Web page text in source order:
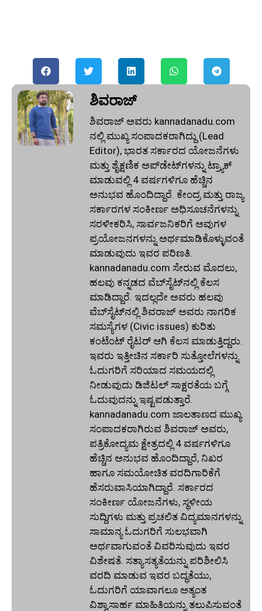
ಶಿವರಾಜ್
ಶಿವರಾಜ್ ಅವರು kannadanadu.com
ನಲ್ಲಿ ಮುಖ್ಯ ಸಂಪಾದಕರಾಗಿದ್ದು (Lead
Editor), ಭಾರತ ಸರ್ಕಾರದ ಯೋಜನೆಗಳು
ಮತ್ತು ಶೈಕ್ಷಣಿಕ ಅಪ್‌ಡೇಟ್‌ಗಳನ್ನು ಟ್ರ್ಯಾಕ್
ಮಾಡುವಲ್ಲಿ 4 ವರ್ಷಗಳಿಗೂ ಹೆಚ್ಚಿನ
ಅನುಭವ ಹೊಂದಿದ್ದಾರೆ. ಕೇಂದ್ರ ಮತ್ತು ರಾಜ್ಯ
ಸರ್ಕಾರಗಳ ಸಂಕೀರ್ಣ ಅಧಿಸೂಚನೆಗಳನ್ನು
ಸರಳೀಕರಿಸಿ, ಸಾರ್ವಜನಿಕರಿಗೆ ಅವುಗಳ
ಪ್ರಯೋಜನಗಳನ್ನು ಅರ್ಥಮಾಡಿಕೊಳ್ಳುವಂತೆ
ಮಾಡುವುದು ಇವರ ಪರಿಣತಿ.
kannadanadu.com ಸೇರುವ ಮೊದಲು,
ಹಲವು ಕನ್ನಡದ ವೆಬ್‌ಸೈಟ್‌ನಲ್ಲಿ ಕೆಲಸ
ಮಾಡಿದ್ದಾರೆ. ಇದಲ್ಲದೇ ಅವರು ಹಲವು
ವೆಬ್‌ಸೈಟ್‌ನಲ್ಲಿ ಶಿವರಾಜ್ ಅವರು ನಾಗರಿಕ
ಸಮಸ್ಯೆಗಳ (Civic issues) ಕುರಿತು
ಕಂಟೆಂಟ್ ರೈಟರ್ ಆಗಿ ಕೆಲಸ ಮಾಡುತ್ತಿದ್ದರು.
ಇವರು ಇತ್ತೀಚಿನ ಸರ್ಕಾರಿ ಸುತ್ತೋಲೆಗಳನ್ನು
ಓದುಗರಿಗೆ ಸರಿಯಾದ ಸಮಯದಲ್ಲಿ
ನೀಡುವುದು ಡಿಜಿಟಲ್ ಸಾಕ್ಷರತೆಯ ಬಗ್ಗೆ
ಓದುವುದನ್ನು ಇಷ್ಟಪಡುತ್ತಾರೆ.
kannadanadu.com ಜಾಲತಾಣದ ಮುಖ್ಯ
ಸಂಪಾದಕರಾಗಿರುವ ಶಿವರಾಜ್ ಅವರು,
ಪತ್ರಿಕೋದ್ಯಮ ಕ್ಷೇತ್ರದಲ್ಲಿ 4 ವರ್ಷಗಳಿಗೂ
ಹೆಚ್ಚಿನ ಅನುಭವ ಹೊಂದಿದ್ದಾರೆ, ನಿಖರ
ಹಾಗೂ ಸಮಯೋಚಿತ ವರದಿಗಾರಿಕೆಗೆ
ಹೆಸರುವಾಸಿಯಾಗಿದ್ದಾರೆ. ಸರ್ಕಾರದ
ಸಂಕೀರ್ಣ ಯೋಜನೆಗಳು, ಸ್ಥಳೀಯ
ಸುದ್ದಿಗಳು ಮತ್ತು ಪ್ರಚಲಿತ ವಿದ್ಯಮಾನಗಳನ್ನು
ಸಾಮಾನ್ಯ ಓದುಗರಿಗೆ ಸುಲಭವಾಗಿ
ಅರ್ಥವಾಗುವಂತೆ ವಿವರಿಸುವುದು ಇವರ
ವಿಶೇಷತೆ. ಸತ್ಯಾಸತ್ಯತೆಯನ್ನು ಪರಿಶೀಲಿಸಿ
ವರದಿ ಮಾಡುವ ಇವರ ಬದ್ಧತೆಯು,
ಓದುಗರಿಗೆ ಯಾವಾಗಲೂ ಅತ್ಯಂತ
ವಿಶ್ವಾಸಾರ್ಹ ಮಾಹಿತಿಯನ್ನು ತಲುಪಿಸುವಂತೆ